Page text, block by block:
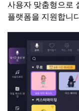
사용자 맞춤형으로
플랫폼을 지원합니